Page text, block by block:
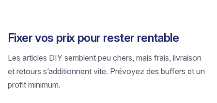
Fixer vos prix pour rester rentable
Les articles DIY semblent peu chers, mais frais, livraison
et retours s’additionnent vite. Prévoyez des buffers et un
profit minimum.